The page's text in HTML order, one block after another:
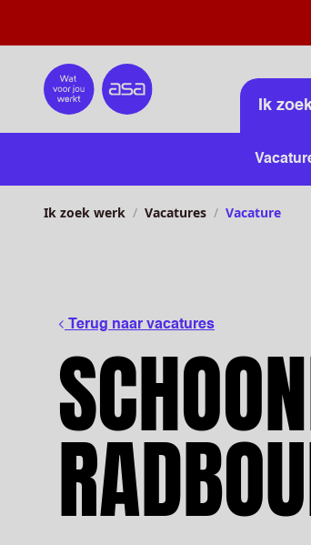
Home Ik
Ik zoek werk Vacatures Vacature
Terug naar vacatures